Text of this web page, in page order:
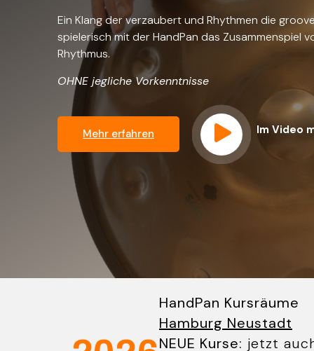
Ein Klang der verzaubert und Rhythmen die
spielerisch mit der HandPan das Zusammenspiel
Rhythmus.
OHNE jegliche Vorkenntnisse
Mehr erfahren Im Video
HandPan Kursräume
Hamburg Neustadt
NEUE Kurse: jetzt